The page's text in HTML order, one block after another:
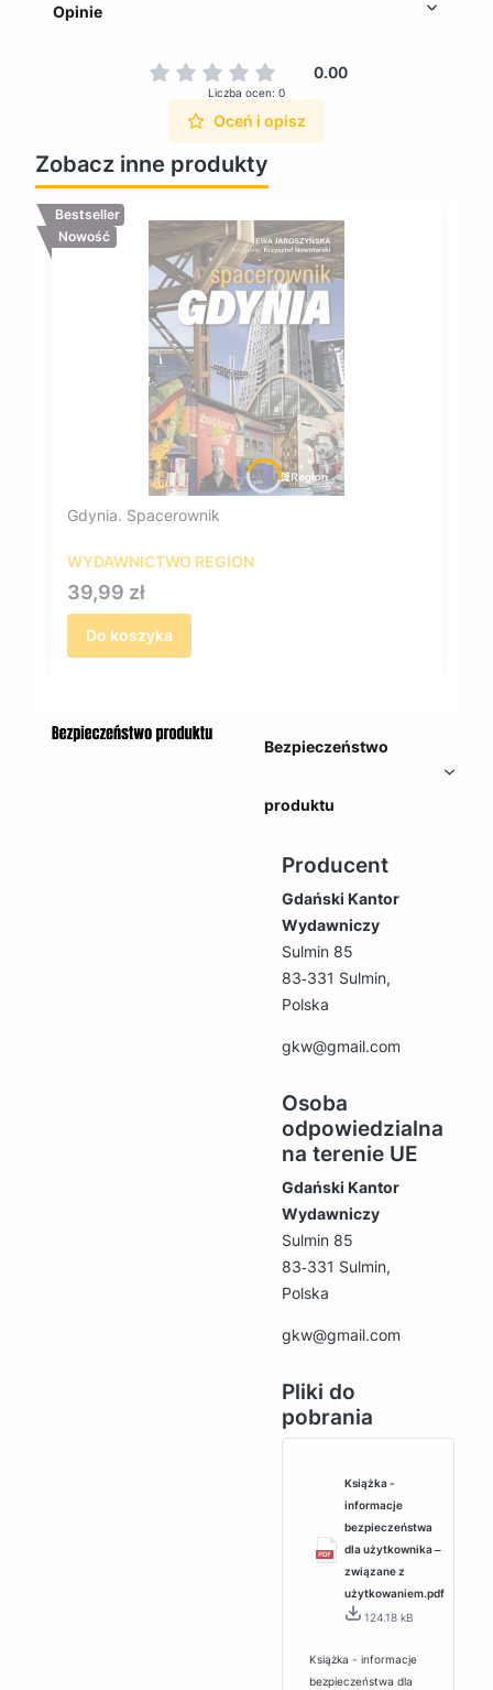
Opinie
0.00
Liczba ocen: 0
Oceń i opisz
Zobacz inne produkty
Bestseller
Nowość
Gdynia. Spacerownik
WYDAWNICTWO REGION
Cena
39,99 zł
Do koszyka
Bezpieczeństwo
produktu
Producent
Gdański Kantor
Wydawniczy
Sulmin 85
83‑331 Sulmin,
Polska
gkw@gmail.com
Osoba
odpowiedzialna
na terenie UE
Gdański Kantor
Wydawniczy
Sulmin 85
83‑331 Sulmin,
Polska
gkw@gmail.com
Pliki do
pobrania
Książka -
informacje
bezpieczeństwa
dla użytkownika ‒
związane z
użytkowaniem.pdf
124.18 kB
Książka - informacje
bezpieczeństwa dla